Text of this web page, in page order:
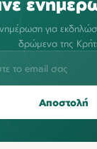
για
δρώμενα της
Αποστολή